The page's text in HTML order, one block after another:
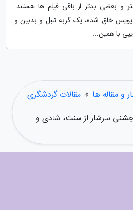
و بعضی بدتر از باقی فیلم ها هستند.
خلق شده، یک گربه تنبل و بدبین و
با همین...
و مقاله ها » مقالات گردشگری
سرشار از سنت، شادی و